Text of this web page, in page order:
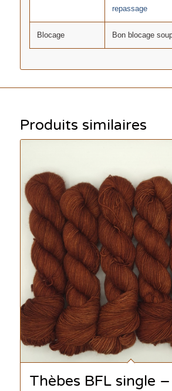
repassage
Blocage Bon blocage
Produits similaires
Thèbes BFL single